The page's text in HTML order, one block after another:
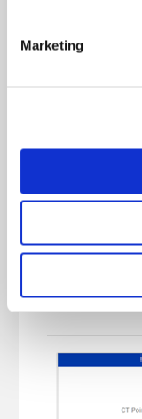
Marketing
Skupljajte
provjere tvrtke